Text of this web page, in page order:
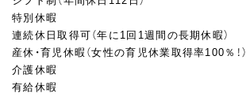
特別休暇
連続休日取得可（年に1回1週間の長期休暇）
産休・育児休暇（女性の育児休業取得率100％！）
介護休暇
有給休暇